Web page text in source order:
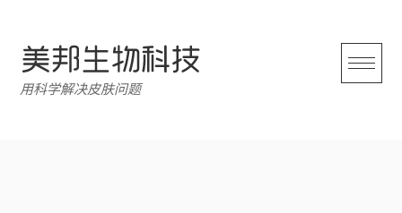
用科学解决皮肤问题